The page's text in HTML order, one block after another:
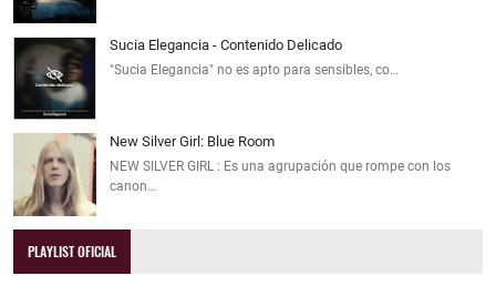
Sucia Elegancia - Contenido Delicado
"Sucia Elegancia" no es apto para sensibles, co…
New Silver Girl: Blue Room
NEW SILVER GIRL : Es una agrupación que rompe con los
canon…
PLAYLIST OFICIAL